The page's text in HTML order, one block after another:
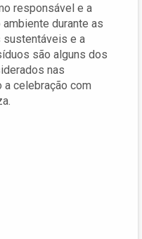
responsável e a
durante as
sustentáveis e a
são alguns dos
nas
celebração com